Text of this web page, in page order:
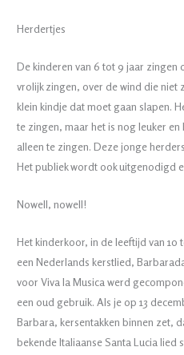
Herdertjes
De kinderen van 6 tot 9 jaar zingen
vrolijk zingen, over de wind die niet
klein kindje dat moet gaan slapen.
te zingen, maar het is nog leuker
alleen te zingen. Deze jonge
Het publiek wordt ook uitgenodigd
Nowell, nowell!
Het kinderkoor, in de leeftijd van 10
een Nederlands kerstlied,
voor Viva la Musica werd
een oud gebruik. Als je op 13
Barbara, kersentakken binnen zet,
bekende Italiaanse Santa Lucia